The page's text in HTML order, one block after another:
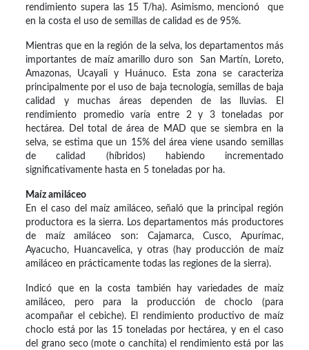
rendimiento supera las 15 T/ha). Asimismo, mencionó que
en la costa el uso de semillas de calidad es de 95%.
Mientras que en la región de la selva, los departamentos más
importantes de maíz amarillo duro son San Martín, Loreto,
Amazonas, Ucayali y Huánuco. Esta zona se caracteriza
principalmente por el uso de baja tecnología, semillas de baja
calidad y muchas áreas dependen de las lluvias. El
rendimiento promedio varía entre 2 y 3 toneladas por
hectárea. Del total de área de MAD que se siembra en la
selva, se estima que un 15% del área viene usando semillas
de calidad (híbridos) habiendo incrementado
significativamente hasta en 5 toneladas por ha.
Maíz amiláceo
En el caso del maíz amiláceo, señaló que la principal región
productora es la sierra. Los departamentos más productores
de maíz amiláceo son: Cajamarca, Cusco, Apurímac,
Ayacucho, Huancavelica, y otras (hay producción de maíz
amiláceo en prácticamente todas las regiones de la sierra).
Indicó que en la costa también hay variedades de maíz
amiláceo, pero para la producción de choclo (para
acompañar el cebiche). El rendimiento productivo de maíz
choclo está por las 15 toneladas por hectárea, y en el caso
del grano seco (mote o canchita) el rendimiento está por las